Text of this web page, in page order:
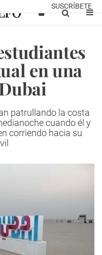
SUSCRÍBETE
en una
patrullando la costa
cuando él y
corriendo hacia su